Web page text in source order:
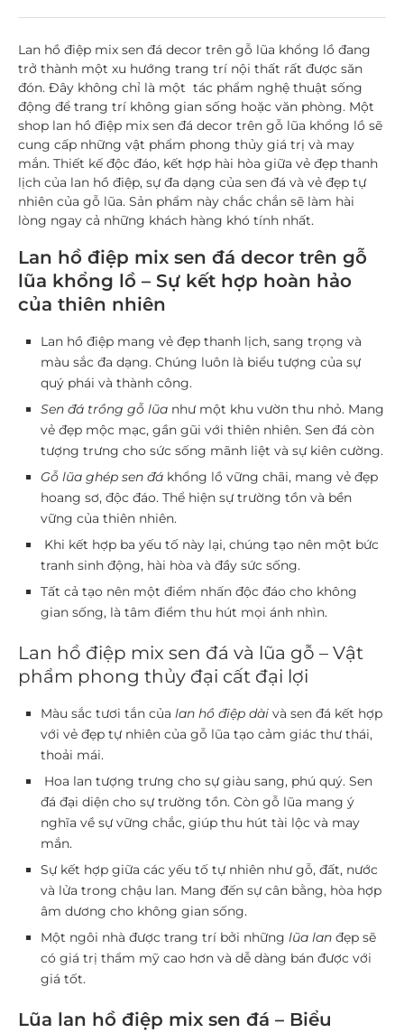
Lan hồ điệp mix sen đá decor trên gỗ lũa khổng lồ đang
trở thành một xu hướng trang trí nội thất rất được săn
đón. Đây không chỉ là một tác phẩm nghệ thuật sống
động để trang trí không gian sống hoặc văn phòng. Một
shop lan hồ điệp mix sen đá decor trên gỗ lũa khổng lồ sẽ
cung cấp những vật phẩm phong thủy giá trị và may
mắn. Thiết kế độc đáo, kết hợp hài hòa giữa vẻ đẹp thanh
lịch của lan hồ điệp, sự đa dạng của sen đá và vẻ đẹp tự
nhiên của gỗ lũa. Sản phẩm này chắc chắn sẽ làm hài
lòng ngay cả những khách hàng khó tính nhất.
Lan hồ điệp mix sen đá decor trên gỗ
lũa khổng lồ – Sự kết hợp hoàn hảo
của thiên nhiên
Lan hồ điệp mang vẻ đẹp thanh lịch, sang trọng và
màu sắc đa dạng. Chúng luôn là biểu tượng của sự
quý phái và thành công.
Sen đá trồng gỗ lũa như một khu vườn thu nhỏ. Mang
vẻ đẹp mộc mạc, gần gũi với thiên nhiên. Sen đá còn
tượng trưng cho sức sống mãnh liệt và sự kiên cường.
Gỗ lũa ghép sen đá khổng lồ vững chãi, mang vẻ đẹp
hoang sơ, độc đáo. Thể hiện sự trường tồn và bền
vững của thiên nhiên.
Khi kết hợp ba yếu tố này lại, chúng tạo nên một bức
tranh sinh động, hài hòa và đầy sức sống.
Tất cả tạo nên một điểm nhấn độc đáo cho không
gian sống, là tâm điểm thu hút mọi ánh nhìn.
Lan hồ điệp mix sen đá và lũa gỗ – Vật
phẩm phong thủy đại cất đại lợi
Màu sắc tươi tắn của lan hồ điệp dài và sen đá kết hợp
với vẻ đẹp tự nhiên của gỗ lũa tạo cảm giác thư thái,
thoải mái.
Hoa lan tượng trưng cho sự giàu sang, phú quý. Sen
đá đại diện cho sự trường tồn. Còn gỗ lũa mang ý
nghĩa về sự vững chắc, giúp thu hút tài lộc và may
mắn.
Sự kết hợp giữa các yếu tố tự nhiên như gỗ, đất, nước
và lửa trong chậu lan. Mang đến sự cân bằng, hòa hợp
âm dương cho không gian sống.
Một ngôi nhà được trang trí bởi những lũa lan đẹp sẽ
có giá trị thẩm mỹ cao hơn và dễ dàng bán được với
giá tốt.
Lũa lan hồ điệp mix sen đá – Biểu